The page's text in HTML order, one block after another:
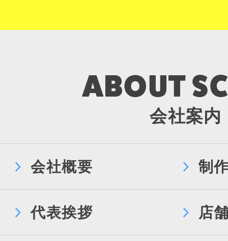
会社案内
会社概要 制
代表挨拶 店